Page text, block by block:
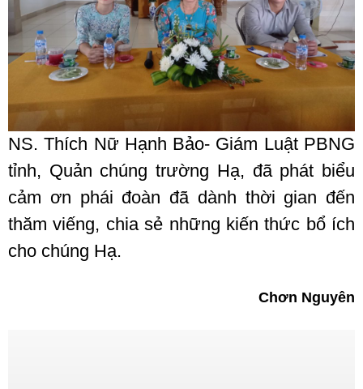
NS. Thích Nữ Hạnh Bảo- Giám Luật PBNG
tỉnh, Quản chúng trường Hạ, đã phát biểu
cảm ơn phái đoàn đã dành thời gian đến
thăm viếng, chia sẻ những kiến thức bổ ích
cho chúng Hạ.
Chơn Nguyên